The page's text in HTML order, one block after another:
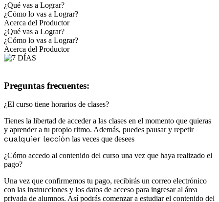
¿Qué vas a Lograr?
¿Cómo lo vas a Lograr?
Acerca del Productor
¿Qué vas a Lograr?
¿Cómo lo vas a Lograr?
Acerca del Productor
Preguntas frecuentes:
¿El curso tiene horarios de clases?
Tienes la libertad de acceder a las clases en el momento que quieras
y aprender a tu propio ritmo. Además, puedes pausar y repetir
cualquier lección las veces que desees
¿Cómo accedo al contenido del curso una vez que haya realizado el
pago?
Una vez que confirmemos tu pago, recibirás un correo electrónico
con las instrucciones y los datos de acceso para ingresar al área
privada de alumnos. Así podrás comenzar a estudiar el contenido del